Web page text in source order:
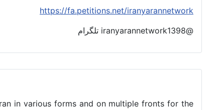
in various forms and on multiple fronts for the
https://fa.petitions.net/iranyarannetwork
@iranyarannetwork1398 تلگرام